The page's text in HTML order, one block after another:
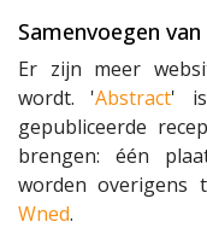
Samenvoegen
Er zijn meer
wordt. 'Abstract' is
gepubliceerde
brengen: één
worden overigens
Wned.